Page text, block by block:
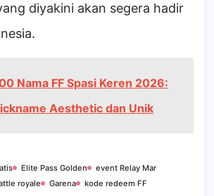
diyakini akan segera hadir
Nama FF Spasi Keren 2026:
Aesthetic dan Unik
Elite Pass Golden
event Relay Mar
royale Garena kode redeem FF